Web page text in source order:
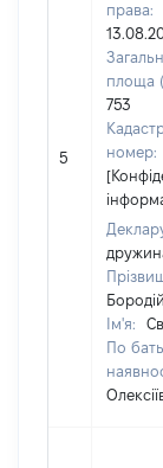
5
права:
площа
753
номер:
Бородій
Ім'я:
По